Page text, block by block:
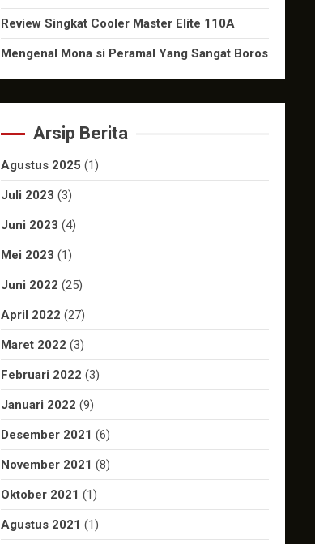
Review Singkat Cooler Master Elite 110A
Mengenal Mona si Peramal Yang Sangat Boros
Arsip Berita
Agustus 2025 (1)
Juli 2023 (3)
Juni 2023 (4)
Mei 2023 (1)
Juni 2022 (25)
April 2022 (27)
Maret 2022 (3)
Februari 2022 (3)
Januari 2022 (9)
Desember 2021 (6)
November 2021 (8)
Oktober 2021 (1)
Agustus 2021 (1)